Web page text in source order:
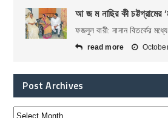
আ জ ম নাছির কী চট্টগ্রামের
ফজলুল বারী: নানান বিতর্কের
read more
Post Archives